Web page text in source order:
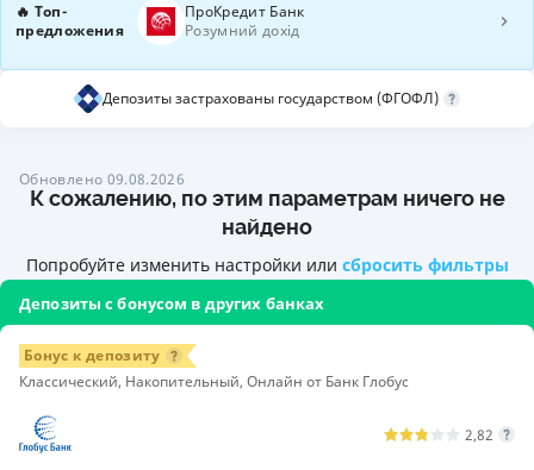
🔥 Топ-
предложения
ПроКредит Банк
Розумний дохід
Депозиты застрахованы государством (ФГОФЛ)
Обновлено 09.08.2026
К сожалению, по этим параметрам ничего не
найдено
Попробуйте изменить настройки или сбросить фильтры
Депозиты с бонусом в других банках
Бонус к депозиту
Классический, Накопительный, Онлайн от Банк Глобус
2,82